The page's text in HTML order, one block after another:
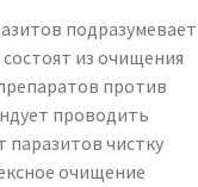
подразумевает
из очищения
против
проводить
паразитов чистку
очищение